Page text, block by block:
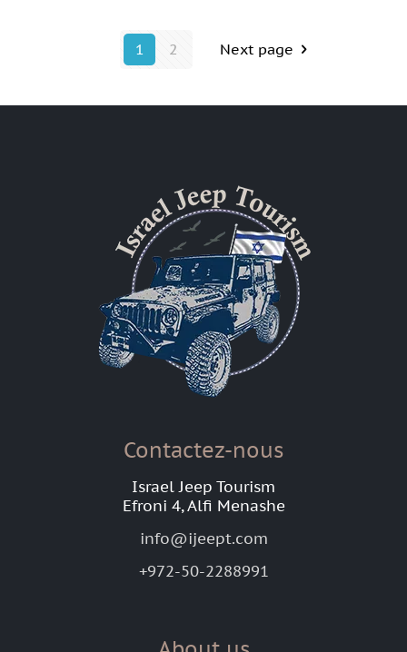
1 2 Next page
Contactez-nous
Israel Jeep Tourism
Efroni 4, Alfi Menashe
info@ijeept.com
+972-50-2288991